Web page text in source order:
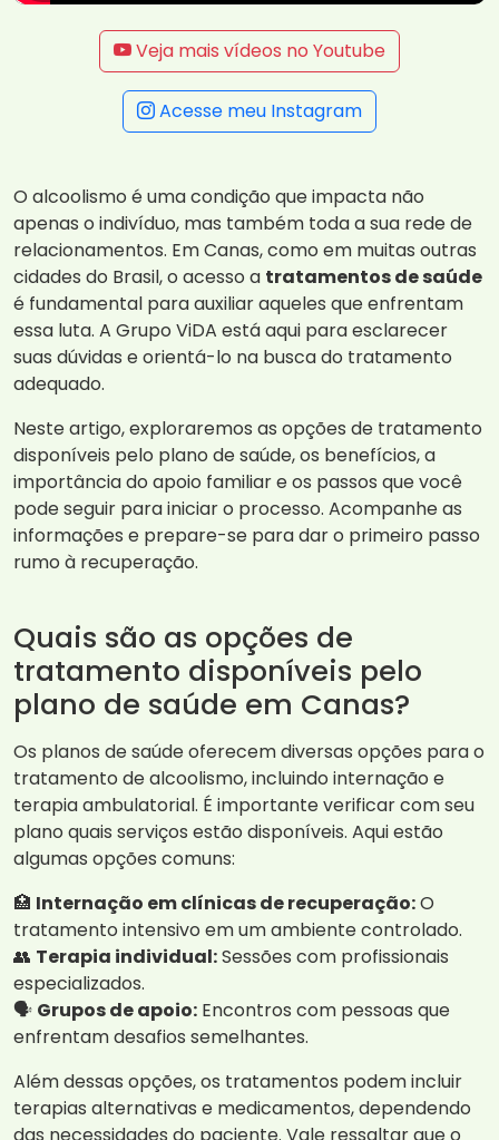
Veja mais vídeos no Youtube
Acesse meu Instagram
O alcoolismo é uma condição que impacta não
apenas o indivíduo, mas também toda a sua rede de
relacionamentos. Em Canas, como em muitas outras
cidades do Brasil, o acesso a tratamentos de saúde
é fundamental para auxiliar aqueles que enfrentam
essa luta. A Grupo ViDA está aqui para esclarecer
suas dúvidas e orientá-lo na busca do tratamento
adequado.
Neste artigo, exploraremos as opções de tratamento
disponíveis pelo plano de saúde, os benefícios, a
importância do apoio familiar e os passos que você
pode seguir para iniciar o processo. Acompanhe as
informações e prepare-se para dar o primeiro passo
rumo à recuperação.
Quais são as opções de
tratamento disponíveis pelo
plano de saúde em Canas?
Os planos de saúde oferecem diversas opções para o
tratamento de alcoolismo, incluindo internação e
terapia ambulatorial. É importante verificar com seu
plano quais serviços estão disponíveis. Aqui estão
algumas opções comuns:
🏥 Internação em clínicas de recuperação:O
tratamento intensivo em um ambiente controlado.
👥 Terapia individual:Sessões com profissionais
especializados.
🗣️ Grupos de apoio: Encontros com pessoas que
enfrentam desafios semelhantes.
Além dessas opções, os tratamentos podem incluir
terapias alternativas e medicamentos, dependendo